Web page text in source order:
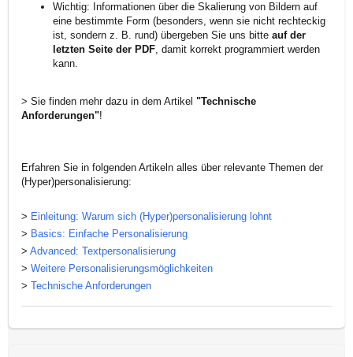
Wichtig: Informationen über die Skalierung von Bildern auf
eine bestimmte Form (besonders, wenn sie nicht rechteckig
ist, sondern z. B. rund) übergeben Sie uns bitte auf der
letzten Seite der PDF, damit korrekt programmiert werden
kann.
> Sie finden mehr dazu in dem Artikel "Technische
Anforderungen"!
Erfahren Sie in folgenden Artikeln alles über relevante Themen der
(Hyper)personalisierung:
> Einleitung: Warum sich (Hyper)personalisierung lohnt
> Basics: Einfache Personalisierung
> Advanced: Textpersonalisierung
> Weitere Personalisierungsmöglichkeiten
> Technische Anforderungen